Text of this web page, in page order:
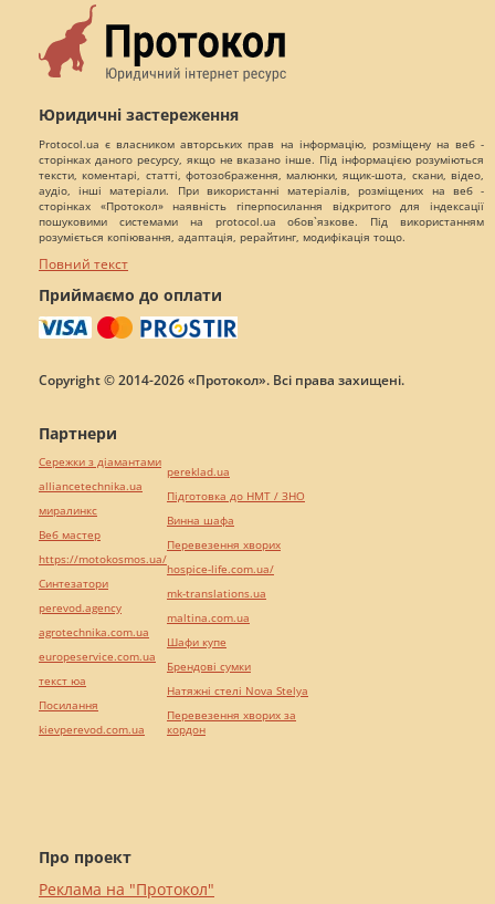
Юридичні застереження
Protocol.ua є власником авторських прав на інформацію, розміщену на веб -
сторінках даного ресурсу, якщо не вказано інше. Під інформацією розуміються
тексти, коментарі, статті, фотозображення, малюнки, ящик-шота, скани, відео,
аудіо, інші матеріали. При використанні матеріалів, розміщених на веб -
сторінках «Протокол» наявність гіперпосилання відкритого для індексації
пошуковими системами на protocol.ua обов`язкове. Під використанням
розуміється копіювання, адаптація, рерайтинг, модифікація тощо.
Повний текст
Приймаємо до оплати
Copyright © 2014-2026 «Протокол». Всі права захищені.
Про проект
Реклама на "Протокол"
Партнери
Сережки з діамантами
alliancetechnika.ua
миралинкс
Веб мастер
https://motokosmos.ua/
Синтезатори
perevod.agency
agrotechnika.com.ua
europeservice.com.ua
текст юа
Посилання
kievperevod.com.ua
pereklad.ua
Підготовка до НМТ / ЗНО
Винна шафа
Перевезення хворих
hospice-life.com.ua/
mk-translations.ua
maltina.com.ua
Шафи купе
Брендові сумки
Натяжні стелі Nova Stelya
Перевезення хворих за
кордон